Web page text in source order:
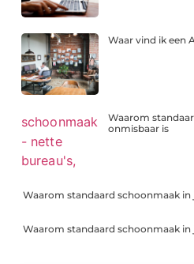
Waar vind ik een
Waarom
onmisbaar is
Waarom standaard schoonmaak
Waarom standaard schoonmaak